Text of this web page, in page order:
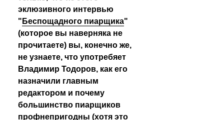
эклюзивного интервью
" Беспощадного пиарщика"
(которое вы наверняка не
прочитаете) вы, конечно же,
не узнаете, что употребяет
Владимир Тодоров, как его
назначили главным
редактором и почему
большинство пиарщиков
профнепригодны (хотя это